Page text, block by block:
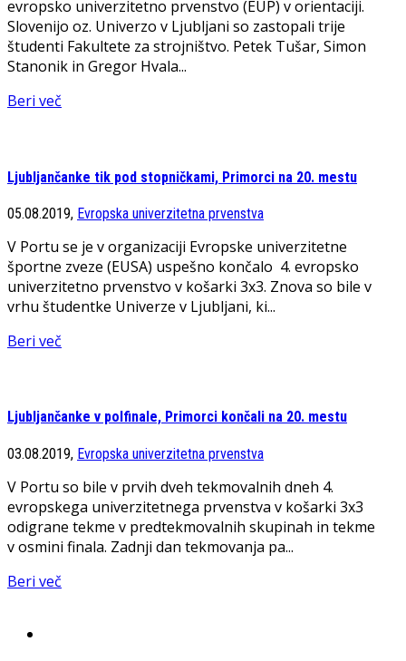
evropsko univerzitetno prvenstvo (EUP) v orientaciji.
Slovenijo oz. Univerzo v Ljubljani so zastopali trije
študenti Fakultete za strojništvo. Petek Tušar, Simon
Stanonik in Gregor Hvala...
Beri več
Ljubljančanke tik pod stopničkami, Primorci na 20. mestu
05.08.2019, Evropska univerzitetna prvenstva
V Portu se je v organizaciji Evropske univerzitetne
športne zveze (EUSA) uspešno končalo 4. evropsko
univerzitetno prvenstvo v košarki 3x3. Znova so bile v
vrhu študentke Univerze v Ljubljani, ki...
Beri več
Ljubljančanke v polfinale, Primorci končali na 20. mestu
03.08.2019, Evropska univerzitetna prvenstva
V Portu so bile v prvih dveh tekmovalnih dneh 4.
evropskega univerzitetnega prvenstva v košarki 3x3
odigrane tekme v predtekmovalnih skupinah in tekme
v osmini finala. Zadnji dan tekmovanja pa...
Beri več